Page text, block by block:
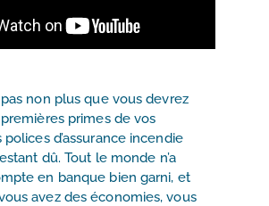
pas non plus que vous devrez
primes de vos
d’assurance incendie
dû. Tout le monde n’a
en banque bien garni, et
avez des économies, vous